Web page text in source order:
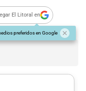
El Litoral en
preferidos en Google